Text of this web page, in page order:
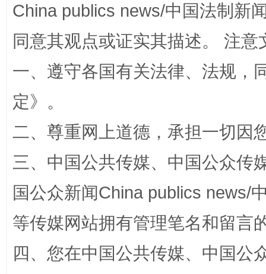
China publics news/中国法制新
同意其观点或证实其描述。 注
一、遵守各国有关法律、法规，
定》。
二、尊重网上道德，承担一切因
三、中国公共传媒、中国公众传
国公众新闻China publics news/
等传媒网站拥有管理笔名和留言
四、您在中国公共传媒、中国公